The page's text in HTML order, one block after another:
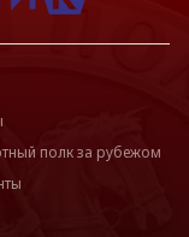
полк за рубежом